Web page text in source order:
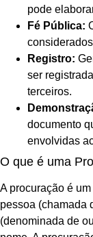
pode
Fé Pública:
Registro:
ser
terceiros.
documento
envolvidas
O que é uma
A procuração é
pessoa (chamada
(denominada de